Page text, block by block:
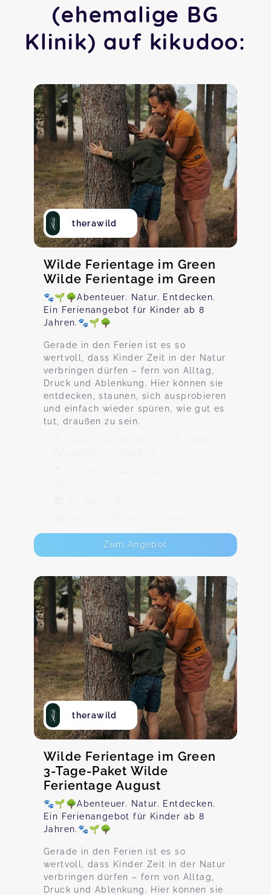
(ehemalige BG
Klinik) auf kikudoo:
therawild
Wilde Ferientage im Green
Wilde Ferientage im Green
🐾🌱🌳Abenteuer. Natur. Entdecken.
Ein Ferienangebot für Kinder ab 8
Jahren.🐾🌱🌳
Gerade in den Ferien ist es so
wertvoll, dass Kinder Zeit in der Natur
verbringen dürfen – fern von Alltag,
Druck und Ablenkung. Hier können sie
entdecken, staunen, sich ausprobieren
und einfach wieder spüren, wie gut es
tut, draußen zu sein.
Lauterbacher Straße 16, 08223
Falkenstein/Vogtland
Mittwoch, 12.08., 09:00 - 14:00
Ab 59,00 €
Max. 10 TeilnehmerInnen
Zum Angebot
therawild
Wilde Ferientage im Green
3-Tage-Paket Wilde
Ferientage August
🐾🌱🌳Abenteuer. Natur. Entdecken.
Ein Ferienangebot für Kinder ab 8
Jahren.🐾🌱🌳
Gerade in den Ferien ist es so
wertvoll, dass Kinder Zeit in der Natur
verbringen dürfen – fern von Alltag,
Druck und Ablenkung. Hier können sie